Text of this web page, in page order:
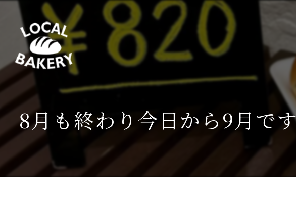
8月も終わり今日から9月で